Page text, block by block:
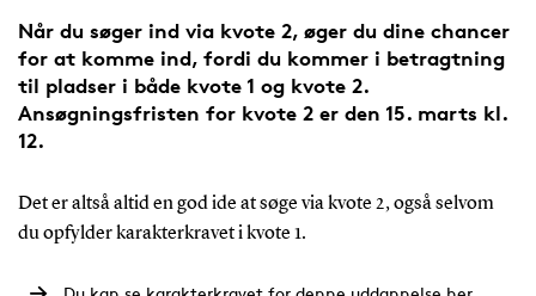
Når du søger ind via kvote 2, øger du dine chancer
for at komme ind, fordi du kommer i betragtning
til pladser i både kvote 1 og kvote 2.
Ansøgningsfristen for kvote 2 er den 15. marts kl.
12.
Det er altså altid en god ide at søge via kvote 2, også selvom
du opfylder karakterkravet i kvote 1.